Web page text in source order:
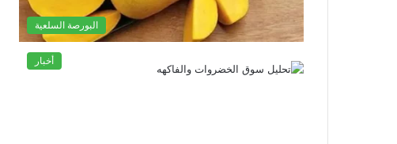
البورصة السلعية
أخبار